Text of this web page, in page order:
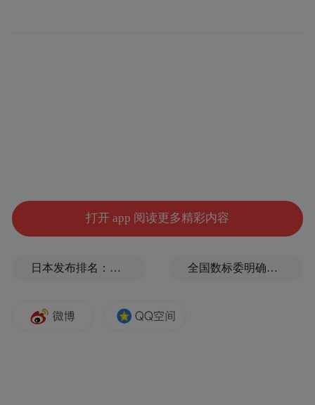
打开 app 阅读更多精彩内容
日本发布排名：中国第1，日本第13 全国数标委明确：所谓“数据国家标准编制费”系冒名收取